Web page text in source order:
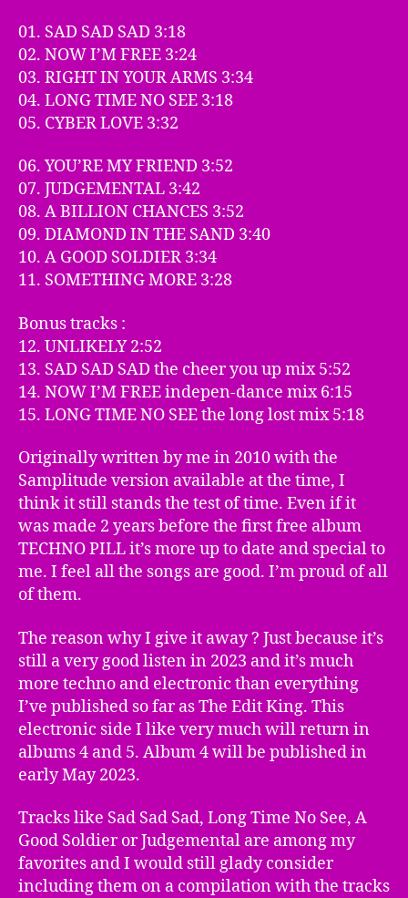
01. SAD SAD SAD 3:18
02. NOW I’M FREE 3:24
03. RIGHT IN YOUR ARMS 3:34
04. LONG TIME NO SEE 3:18
05. CYBER LOVE 3:32
06. YOU’RE MY FRIEND 3:52
07. JUDGEMENTAL 3:42
08. A BILLION CHANCES 3:52
09. DIAMOND IN THE SAND 3:40
10. A GOOD SOLDIER 3:34
11. SOMETHING MORE 3:28
Bonus tracks :
12. UNLIKELY 2:52
13. SAD SAD SAD the cheer you up mix 5:52
14. NOW I’M FREE indepen-dance mix 6:15
15. LONG TIME NO SEE the long lost mix 5:18
Originally written by me in 2010 with the
Samplitude version available at the time, I
think it still stands the test of time. Even if it
was made 2 years before the first free album
TECHNO PILL it’s more up to date and special to
me. I feel all the songs are good. I’m proud of all
of them.
The reason why I give it away ? Just because it’s
still a very good listen in 2023 and it’s much
more techno and electronic than everything
I’ve published so far as The Edit King. This
electronic side I like very much will return in
albums 4 and 5. Album 4 will be published in
early May 2023.
Tracks like Sad Sad Sad, Long Time No See, A
Good Soldier or Judgemental are among my
favorites and I would still glady consider
including them on a compilation with the tracks